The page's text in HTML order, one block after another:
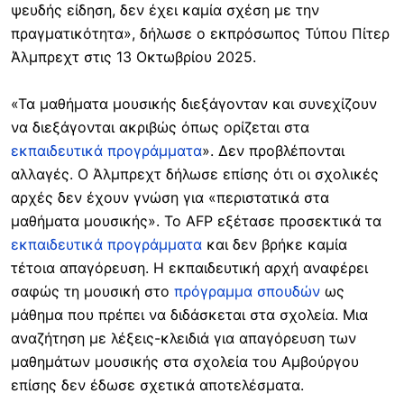
ψευδής είδηση, δεν έχει καμία σχέση με την
πραγματικότητα», δήλωσε ο εκπρόσωπος Τύπου Πίτερ
Άλμπρεχτ στις 13 Οκτωβρίου 2025.
«Τα μαθήματα μουσικής διεξάγονταν και συνεχίζουν
να διεξάγονται ακριβώς όπως ορίζεται στα
εκπαιδευτικά προγράμματα». Δεν προβλέπονται
αλλαγές. Ο Άλμπρεχτ δήλωσε επίσης ότι οι σχολικές
αρχές δεν έχουν γνώση για «περιστατικά στα
μαθήματα μουσικής». Το AFP εξέτασε προσεκτικά τα
εκπαιδευτικά προγράμματα και δεν βρήκε καμία
τέτοια απαγόρευση. Η εκπαιδευτική αρχή αναφέρει
σαφώς τη μουσική στο πρόγραμμα σπουδών ως
μάθημα που πρέπει να διδάσκεται στα σχολεία. Μια
αναζήτηση με λέξεις-κλειδιά για απαγόρευση των
μαθημάτων μουσικής στα σχολεία του Αμβούργου
επίσης δεν έδωσε σχετικά αποτελέσματα.